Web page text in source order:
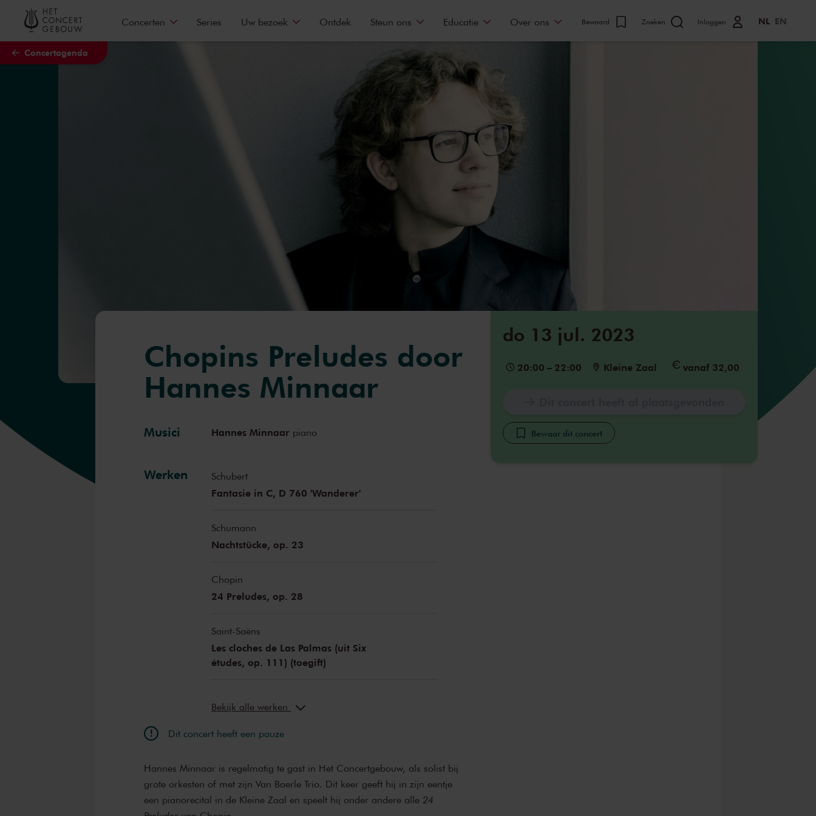
Naar hoofdcontent
Concertagenda
Concerten Series Uw bezoek Ontdek Steun ons Educatie Over ons Bewaard Zoeken Inloggen NL EN
do 13 jul. 2023
20:00 – 22:00 Kleine Zaal vanaf 32,00
Bewaar dit concert
Chopins Preludes door
Hannes Minnaar
Musici Hannes Minnaar piano
Werken Schubert
Fantasie in C, D 760 'Wanderer'
Schumann
Nachtstücke, op. 23
Chopin
24 Preludes, op. 28
Saint-Saëns
Les cloches de Las Palmas (uit Six
études, op. 111) (toegift)
Bekijk alle werken
Dit concert heeft een pauze
Hannes Minnaar is regelmatig te gast in Het Concertgebouw, als solist bij
grote orkesten of met zijn Van Baerle Trio. Dit keer geeft hij in zijn eentje
een pianorecital in de Kleine Zaal en speelt hij onder andere alle 24